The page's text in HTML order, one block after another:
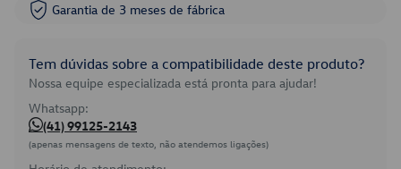
Garantia de 3 meses de fábrica
Tem dúvidas sobre a compatibilidade deste produto?
Nossa equipe especializada está pronta para ajudar!
Whatsapp:
(41) 99125-2143
(apenas mensagens de texto, não atendemos ligações)